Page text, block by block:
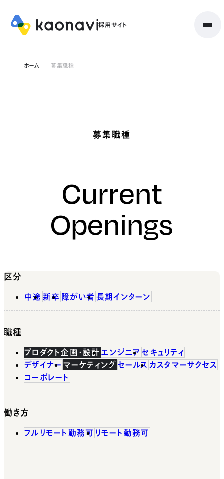
ホーム 募集職種
募集職種
Current
Openings
区分
中途 新卒 障がい者 長期インターン
職種
プロダクト企画・設計 エンジニア セキュリティ
デザイナー マーケティング セールス カスタマーサクセス
コーポレート
働き方
フルリモート勤務可 リモート勤務可